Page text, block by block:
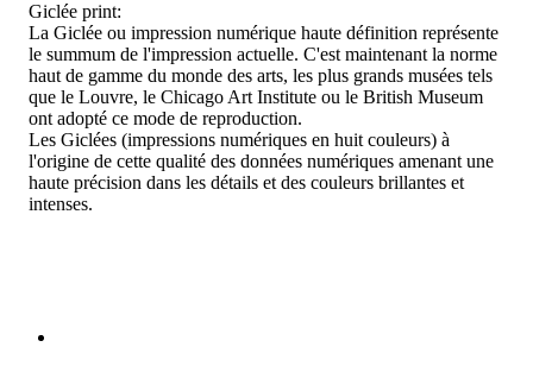
Giclée print:
La Giclée ou impression numérique haute définition représente
le summum de l'impression actuelle. C'est maintenant la norme
haut de gamme du monde des arts, les plus grands musées tels
que le Louvre, le Chicago Art Institute ou le British Museum
ont adopté ce mode de reproduction.
Les Giclées (impressions numériques en huit couleurs) à
l'origine de cette qualité des données numériques amenant une
haute précision dans les détails et des couleurs brillantes et
intenses.